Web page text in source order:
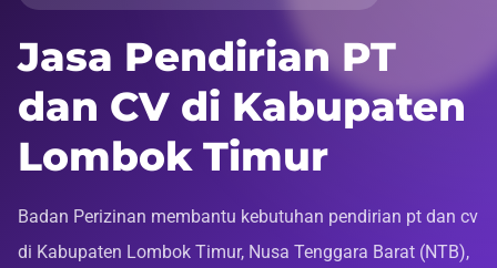
Jasa Pendirian PT
dan CV di Kabupaten
Lombok Timur
Badan Perizinan membantu kebutuhan pendirian pt dan cv
di Kabupaten Lombok Timur, Nusa Tenggara Barat (NTB),